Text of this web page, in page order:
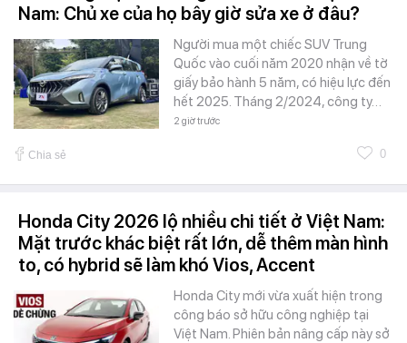
Nam: Chủ xe của họ bây giờ sửa xe ở đâu?
Người mua một chiếc SUV Trung
Quốc vào cuối năm 2020 nhận về tờ
giấy bảo hành 5 năm, có hiệu lực đến
hết 2025. Tháng 2/2024, công ty…
2 giờ trước
Chia sẻ 0
Honda City 2026 lộ nhiều chi tiết ở Việt Nam:
Mặt trước khác biệt rất lớn, dễ thêm màn hình
to, có hybrid sẽ làm khó Vios, Accent
Honda City mới vừa xuất hiện trong
công báo sở hữu công nghiệp tại
Việt Nam. Phiên bản nâng cấp này sở